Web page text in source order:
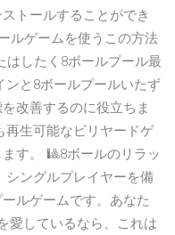
トールすることができ
ルゲームを使うこの方法
したく8ボールプール最
と8ボールプールいたず
改善するのに役立ちま
再生可能なビリヤードゲ
す。 🎱8ボールのリラッ
シングルプレイヤーを備
ルゲームです。あなた
愛しているなら、これは